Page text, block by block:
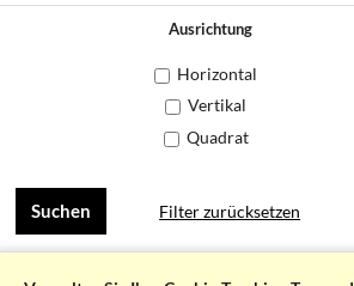
Ausrichtung
Horizontal
Vertikal
Quadrat
Filter zurücksetzen